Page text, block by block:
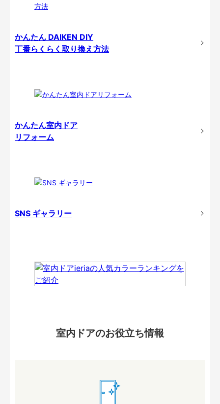
かんたん DAIKEN DIY
丁番らくらく取り換え方法
かんたん室内ドア
リフォーム
SNS ギャラリー
室内ドアのお役立ち情報